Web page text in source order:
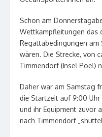
Schon am
Wettkampfleitungen das
Regattabedingungen
wären. Die Strecke, von
Timmendorf (Insel Poel)
Daher war am Samstag
die Startzeit auf 9:00
und ihr Equipment zuvor
nach Timmendorf